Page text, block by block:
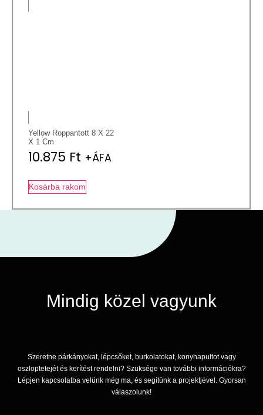
Yellow Roppantott 8 X 22
X 1 Cm
10.875 Ft +ÁFA
Kosárba rakom
Mindig közel vagyunk
Szeretne párkányokat, lépcsőket, burkolatokat, konyhapultot vagy
oszloptetejét és kerítést rendelni? Szüksége van további információkra?
Lépjen kapcsolatba velünk még ma, és segítünk a projektjével. Gyorsan
válaszolunk!